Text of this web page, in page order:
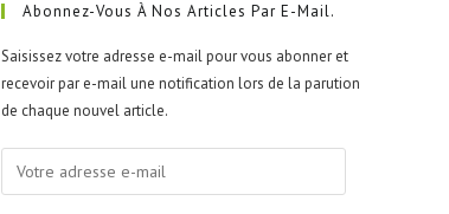
Abonnez-Vous À Nos Articles Par E-Mail.
Saisissez votre adresse e-mail pour vous abonner et
recevoir par e-mail une notification lors de la parution
de chaque nouvel article.
Votre
adresse